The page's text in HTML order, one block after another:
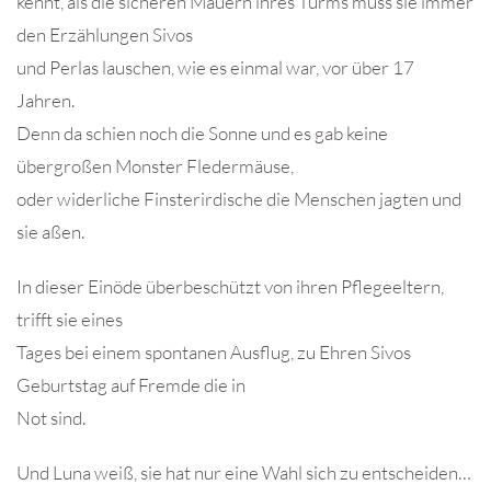
den Erzählungen Sivos
und Perlas lauschen, wie es einmal war, vor über 17
Jahren.
Denn da schien noch die Sonne und es gab keine
übergroßen Monster Fledermäuse,
oder widerliche Finsterirdische die Menschen jagten und
sie aßen.
In dieser Einöde überbeschützt von ihren Pflegeeltern,
trifft sie eines
Tages bei einem spontanen Ausflug, zu Ehren Sivos
Geburtstag auf Fremde die in
Not sind.
Und Luna weiß, sie hat nur eine Wahl sich zu entscheiden…